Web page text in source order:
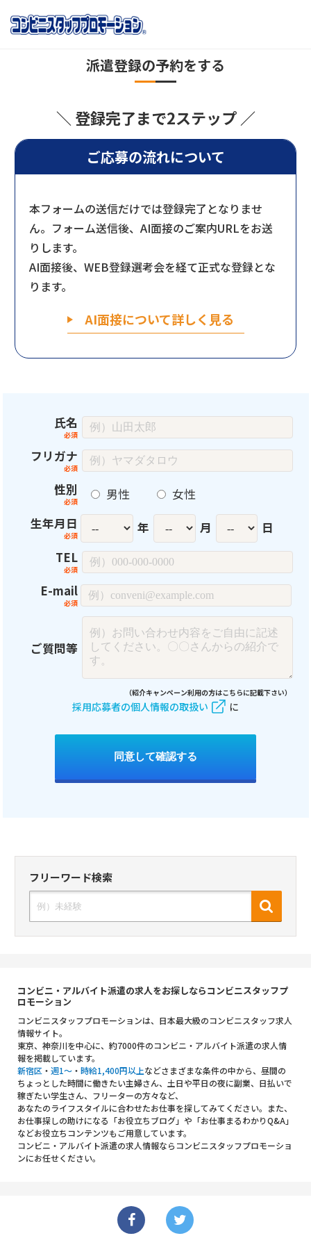
派遣登録の予約をする
＼ 登録完了まで2ステップ ／
ご応募の流れについて
本フォームの送信だけでは登録完了となりませ
ん。フォーム送信後、AI面接のご案内URLをお送
りします。
AI面接後、WEB登録選考会を経て正式な登録とな
ります。
AI面接について詳しく見る
氏名
フリガナ
性別
男性
女性
生年月日
年 月
日
TEL
E-mail
ご質問等
（紹介キャンペーン利用の方はこちらに記載下さい）
採用応募者の個人情報の取扱い に
同意して確認する
フリーワード検索
コンビニ・アルバイト派遣の求人をお探しならコンビニスタッフプ
ロモーション
コンビニスタッフプロモーションは、日本最大級のコンビニスタッフ求人
情報サイト。
東京、神奈川を中心に、約7000件のコンビニ・アルバイト派遣の求人情
報を掲載しています。
新宿区 ・ 週1～ ・ 時給1,400円以上などさまざまな条件の中から、昼間の
ちょっとした時間に働きたい主婦さん、土日や平日の夜に副業、日払いで
稼ぎたい学生さん、フリーターの方々など、
あなたのライフスタイルに合わせたお仕事を探してみてください。また、
お仕事探しの助けになる「お役立ちブログ」や「お仕事まるわかりQ&A」
などお役立ちコンテンツもご用意しています。
コンビニ・アルバイト派遣の求人情報ならコンビニスタッフプロモーショ
ンにお任せください。